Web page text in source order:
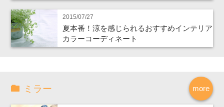
2015/07/27
夏本番！涼を感じられるおすすめインテリア
カラーコーディネート
more
ミラー